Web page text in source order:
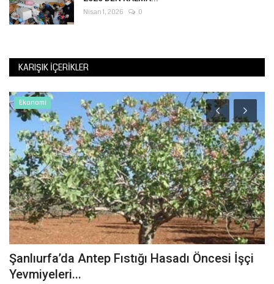
Nisan 1, 2026 0
KARIŞIK İÇERIKLER
Ekonomi
Şanlıurfa’da Antep Fıstığı Hasadı Öncesi İşçi
Yevmiyeleri...